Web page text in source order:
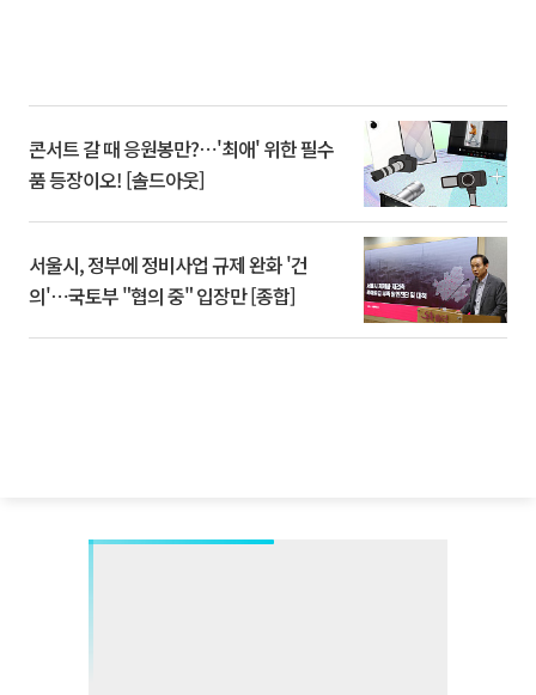
콘서트 갈 때 응원봉만?⋯'최애' 위한 필수
품 등장이오! [솔드아웃]
서울시, 정부에 정비사업 규제 완화 '건
의'⋯국토부 "협의 중" 입장만 [종합]